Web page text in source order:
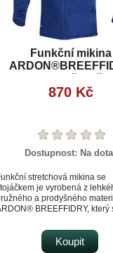
Funkční mikina
royal
870 Kč
Dostupnost: Na
stretchová mikina se
je vyrobená z
a prodyšného
BREEFFIDRY, který
Vnitřní strana je počesaná,
Koupit